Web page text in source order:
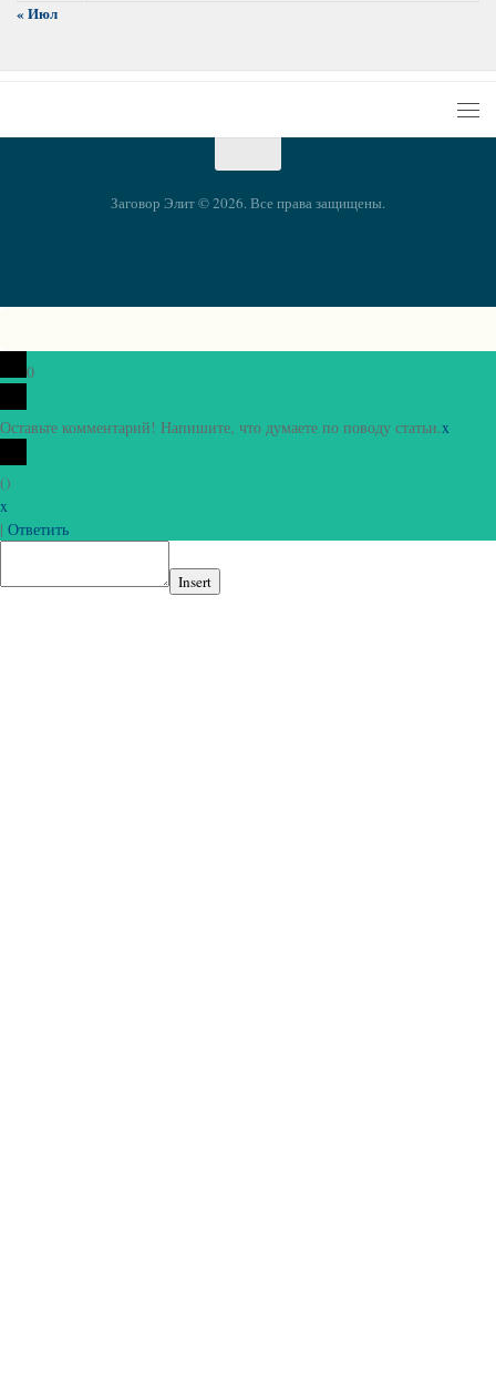
« Июл
Заговор Элит © 2026. Все права защищены.
0
Оставьте комментарий! Напишите, что думаете по поводу статьи.x
()
x
| Ответить
Insert